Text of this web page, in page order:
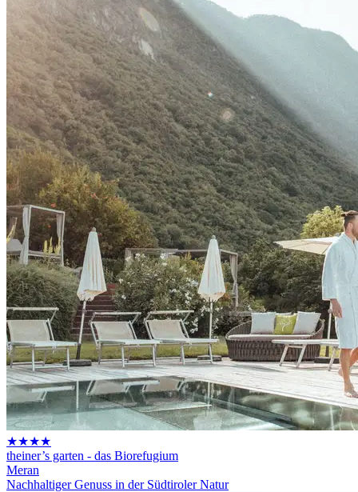
★★★★
theiner’s garten - das Biorefugium
Meran
Nachhaltiger Genuss in der Südtiroler Natur